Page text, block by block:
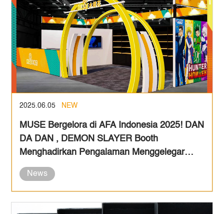
2025.06.05 NEW
MUSE Bergelora di AFA Indonesia 2025! DAN
DA DAN , DEMON SLAYER Booth
Menghadirkan Pengalaman Menggelegar
untuk para Penggemar Anime!
News